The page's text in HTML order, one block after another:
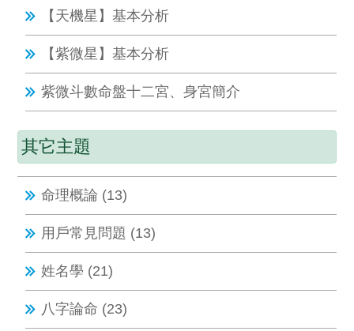
【天機星】基本分析
【紫微星】基本分析
紫微斗數命盤十二宮、身宮簡介
其它主題
命理概論 (13)
用戶常見問題 (13)
姓名學 (21)
八字論命 (23)